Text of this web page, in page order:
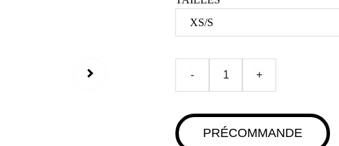
- +
PRÉCOMMANDE